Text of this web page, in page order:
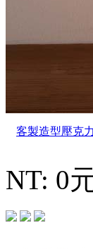
客製造型壓克
NT: 0